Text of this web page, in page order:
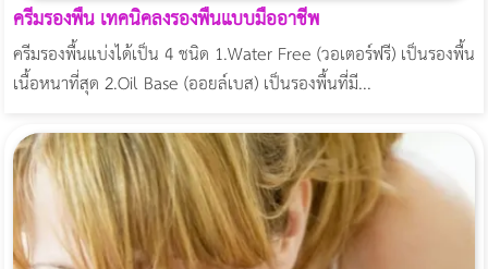
ครีมรองพื้น เทคนิคลงรองพื้นแบบมืออาชีพ
ครีมรองพื้นแบ่งได้เป็น 4 ชนิด 1.Water Free (วอเตอร์ฟรี) เป็นรองพื้น
เนื้อหนาที่สุด 2.Oil Base (ออยล์เบส) เป็นรองพื้นที่มี...